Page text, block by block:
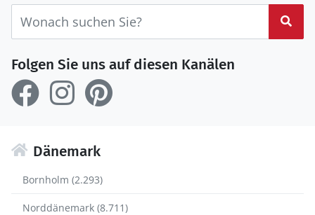
Folgen Sie uns auf diesen Kanälen
Dänemark
Bornholm (2.293)
Norddänemark (8.711)